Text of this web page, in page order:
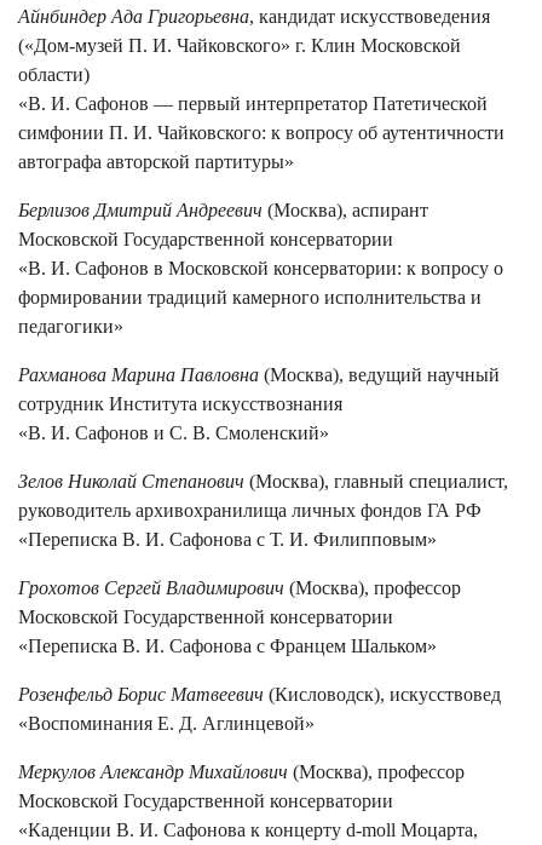
Айнбиндер Ада Григорьевна, кандидат искусствоведения
(«Дом-музей П. И. Чайковского» г. Клин Московской
области)
«В. И. Сафонов — первый интерпретатор Патетической
симфонии П. И. Чайковского: к вопросу об аутентичности
автографа авторской партитуры»
Берлизов Дмитрий Андреевич (Москва), аспирант
Московской Государственной консерватории
«В. И. Сафонов в Московской консерватории: к вопросу о
формировании традиций камерного исполнительства и
педагогики»
Рахманова Марина Павловна (Москва), ведущий научный
сотрудник Института искусствознания
«В. И. Сафонов и С. В. Смоленский»
Зелов Николай Степанович (Москва), главный специалист,
руководитель архивохранилища личных фондов ГА РФ
«Переписка В. И. Сафонова с Т. И. Филипповым»
Грохотов Сергей Владимирович (Москва), профессор
Московской Государственной консерватории
«Переписка В. И. Сафонова с Францем Шальком»
Розенфельд Борис Матвеевич (Кисловодск), искусствовед
«Воспоминания Е. Д. Аглинцевой»
Меркулов Александр Михайлович (Москва), профессор
Московской Государственной консерватории
«Каденции В. И. Сафонова к концерту d-moll Моцарта,